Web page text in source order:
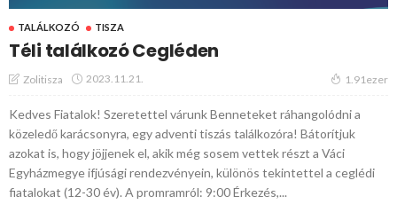
TALÁLKOZÓ TISZA
Téli találkozó Cegléden
Zolitisza 2023.11.21. 1.91ezer
Kedves Fiatalok! Szeretettel várunk Benneteket ráhangolódni a
közeledő karácsonyra, egy adventi tiszás találkozóra! Bátorítjuk
azokat is, hogy jöjjenek el, akik még sosem vettek részt a Váci
Egyházmegye ifjúsági rendezvényein, különös tekintettel a ceglédi
fiatalokat (12-30 év). A promramról: 9:00 Érkezés,...